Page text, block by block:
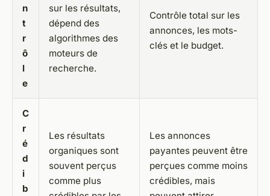
n
t
r
ô
l
e
sur les résultats,
dépend des
algorithmes des
moteurs de
recherche.
Contrôle total sur les
annonces, les mots-
clés et le budget.
C
r
é
d
i
b
Les résultats
organiques sont
souvent perçus
comme plus
Les annonces
payantes peuvent être
perçues comme moins
crédibles, mais